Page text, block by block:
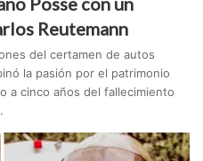
Reutemann
del certamen de autos
la pasión por el patrimonio
a cinco años del fallecimiento